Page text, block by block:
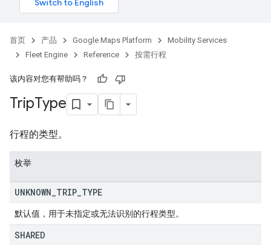
首页 产品 Google Maps Platform
Mobility Services
Fleet Engine
Reference 按需行程
该内容对您有帮助吗？
TripType
行程的类型。
枚举
UNKNOWN TRIP TYPE
默认值，用于未指定或无法识别的行程类型。
SHARED